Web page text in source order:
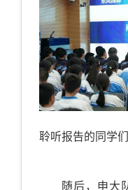
聆听报告的同学
随后，申大